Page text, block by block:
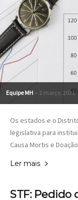
Equipe MH - 2 março, 2021
Os estados e o
legislativa para
Causa Mortis e
Ler mais
STF: Pedido